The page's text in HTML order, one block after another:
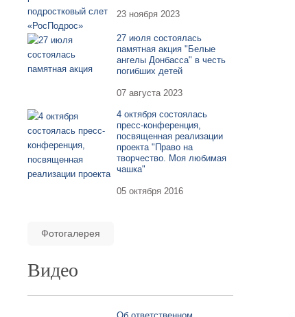
23 ноября 2023
27 июля состоялась
памятная акция "Белые
ангелы Донбасса" в честь
погибших детей
07 августа 2023
4 октября состоялась
пресс-конференция,
посвященная реализации
проекта "Право на
творчество. Моя любимая
чашка"
05 октября 2016
Фотогалерея
Видео